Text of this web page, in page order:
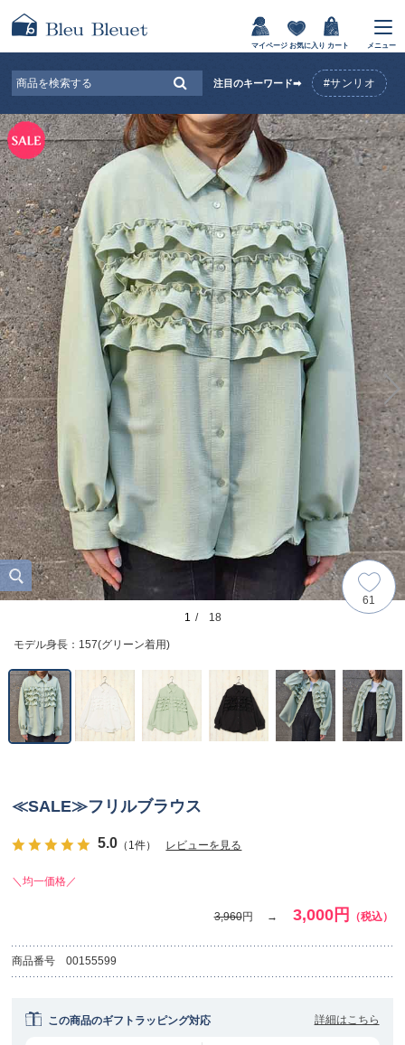
マイページ お気に入り カート メニュー
注目のキーワード➡ #サンリオ
モデル身長：157(グリーン着用)
1 / 18
61
≪SALE≫フリルブラウス
5.0 （1件） レビューを見る
＼均一価格／
3,960円 3,000円 （税込）
商品番号 00155599
この商品のギフトラッピング対応 詳細はこちら